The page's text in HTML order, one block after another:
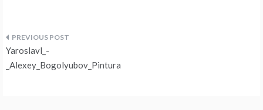
Navegação
de
Yaroslavl_-
_Alexey_Bogolyubov_Pintura